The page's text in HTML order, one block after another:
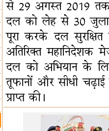
से 29 अगस्त 2019 तक
दल को लेह से 30
पूरा करके दल
अतिरिक्त महानिदेशक
दल को अभियान के
तूफानों और सीधी चढ़ाई
प्राप्त की।